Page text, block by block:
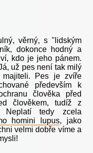
věrný, s "lidským
dokonce hodný a
kdo je jeho pánem.
už pes není tak milý
majiteli. Pes je zvíře
především k
člověka před
člověkem, tudíž z
Neplatí tedy zcela
homini lupus, jako
velmi dobře víme a